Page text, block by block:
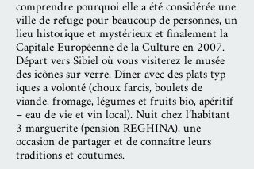
comprendre pourquoi elle a été considérée une
ville de refuge pour beaucoup de personnes, un
lieu historique et mystérieux et finalement la
Capitale Européenne de la Culture en 2007.
Départ vers Sibiel où vous visiterez le musée
des icônes sur verre. Dîner avec des plats typ
iques a volonté (choux farcis, boulets de
viande, fromage, légumes et fruits bio, apéritif
– eau de vie et vin local). Nuit chez l’habitant
3 marguerite (pension REGHINA), une
occasion de partager et de connaître leurs
traditions et coutumes.